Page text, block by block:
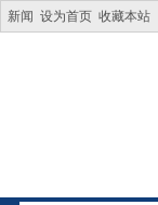
新闻 设为首页 收藏本站